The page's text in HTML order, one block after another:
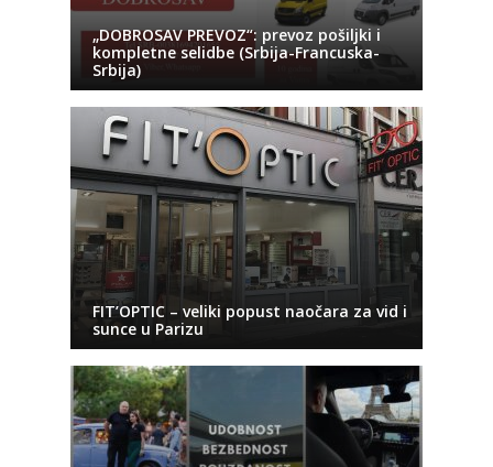
„DOBROSAV PREVOZ“: prevoz pošiljki i
kompletne selidbe (Srbija-Francuska-
Srbija)
FIT’OPTIC – veliki popust naočara za vid i
sunce u Parizu